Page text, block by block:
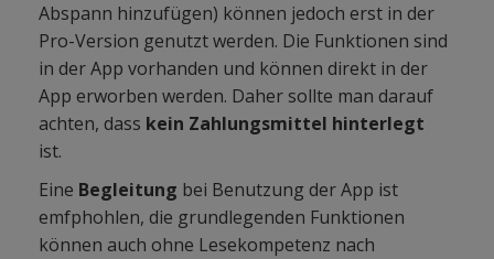
Abspann hinzufügen) können jedoch erst in der
Pro-Version genutzt werden. Die Funktionen sind
in der App vorhanden und können direkt in der
App erworben werden. Daher sollte man darauf
achten, dass kein Zahlungsmittel hinterlegt
ist.
Eine Begleitung bei Benutzung der App ist
emfphohlen, die grundlegenden Funktionen
können auch ohne Lesekompetenz nach